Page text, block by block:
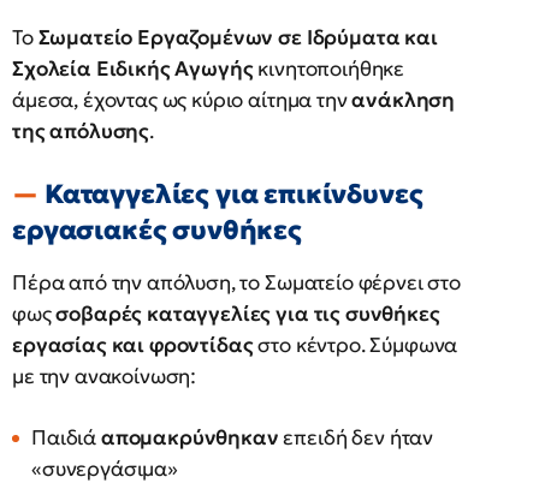
ΤοΣωματείο Εργαζομένων σε Ιδρύματα και
Σχολεία Ειδικής Αγωγήςκινητοποιήθηκε
άμεσα, έχοντας ως κύριο αίτημα τηνανάκληση
της απόλυσης.
Καταγγελίες για επικίνδυνες
εργασιακές συνθήκες
Πέρα από την απόλυση, το Σωματείο φέρνει στο
φωςσοβαρές καταγγελίες για τις συνθήκες
εργασίας και φροντίδαςστο κέντρο. Σύμφωνα
με την ανακοίνωση:
Παιδιάαπομακρύνθηκανεπειδή δεν ήταν
«συνεργάσιμα»